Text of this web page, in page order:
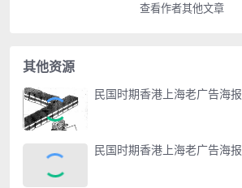
查看作者其他文章
其他资源
民国时期香港上海老广告海报
民国时期香港上海老广告海报